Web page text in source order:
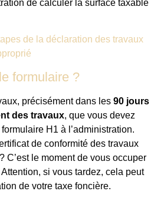
de calculer la surface taxable
de la déclaration des travaux
formulaire ?
précisément dans les 90 jours
des travaux, que vous devez
H1 à l’administration.
de conformité des travaux
C’est le moment de vous occuper
si vous tardez, cela peut
de votre taxe foncière.